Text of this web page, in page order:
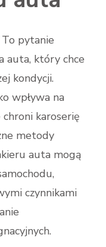
To pytanie
auta, który chce
kondycji.
wpływa na
karoserię
metody
auta mogą
czynnikami